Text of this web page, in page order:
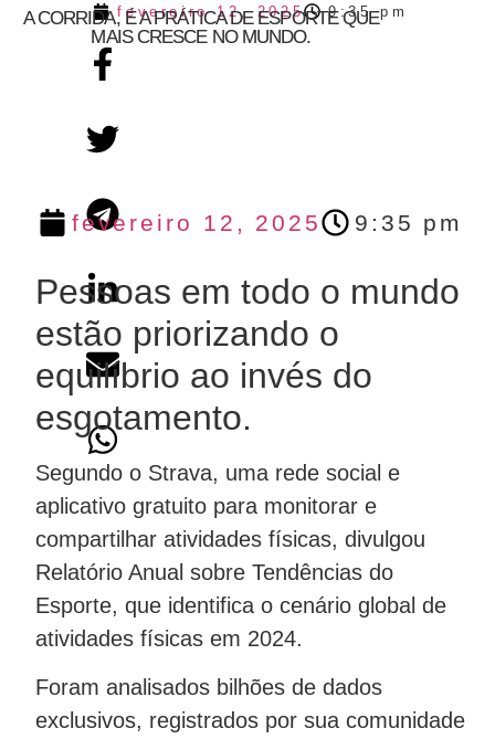
fevereiro 12, 2025 9:35 pm
A CORRIDA, É A PRÁTICA DE ESPORTE QUE
MAIS CRESCE NO MUNDO.
fevereiro 12, 2025 9:35 pm
Pessoas em todo o mundo
estão priorizando o
equilíbrio ao invés do
esgotamento.
Segundo o Strava, uma rede social e
aplicativo gratuito para monitorar e
compartilhar atividades físicas, divulgou
Relatório Anual sobre Tendências do
Esporte, que identifica o cenário global de
atividades físicas em 2024.
Foram analisados bilhões de dados
exclusivos, registrados por sua comunidade